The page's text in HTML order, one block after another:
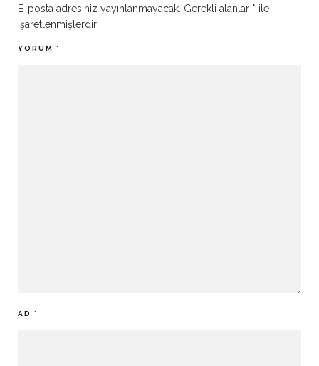
E-posta adresiniz yayınlanmayacak. Gerekli alanlar * ile
işaretlenmişlerdir
YORUM *
AD *